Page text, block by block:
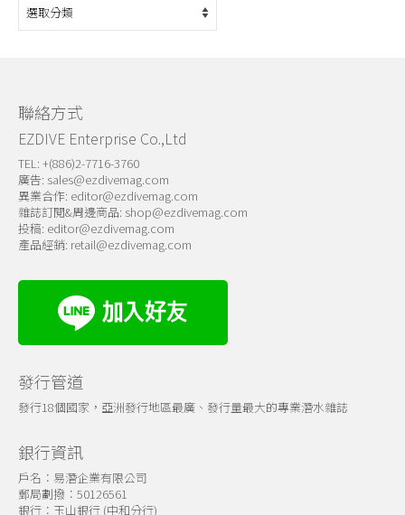
類
聯絡方式
EZDIVE Enterprise Co.,Ltd
TEL: +(886)2-7716-3760
廣告: sales@ezdivemag.com
異業合作: editor@ezdivemag.com
雜誌訂閱&周邊商品: shop@ezdivemag.com
投稿: editor@ezdivemag.com
產品經銷: retail@ezdivemag.com
發行管道
發行18個國家，亞洲發行地區最廣、發行量最大的專業潛水雜誌
銀行資訊
戶名：易潛企業有限公司
郵局劃撥：50126561
銀行：玉山銀行 (中和分行)